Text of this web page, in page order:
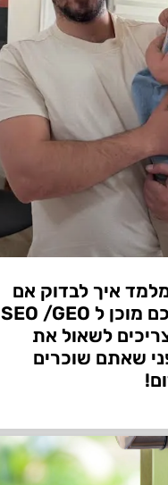
איך לבדוק אם
העסק שלכם מוכן ל SEO /GEO
לשאול את
שאתם שוכרים